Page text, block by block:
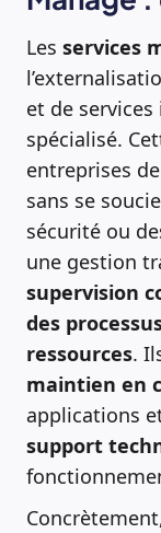
Les services
et de
spécialisé.
entreprises
sans se
sécurité ou
une gestion
supervision
des
ressources.
maintien en
applications
support